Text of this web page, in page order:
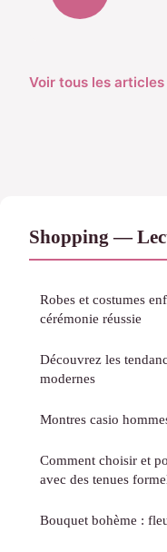
Voir tous les
Shopping —
Robes et costumes
cérémonie réussie
Découvrez les
modernes
Montres casio
Comment choisir et
avec des tenues
Bouquet bohème :